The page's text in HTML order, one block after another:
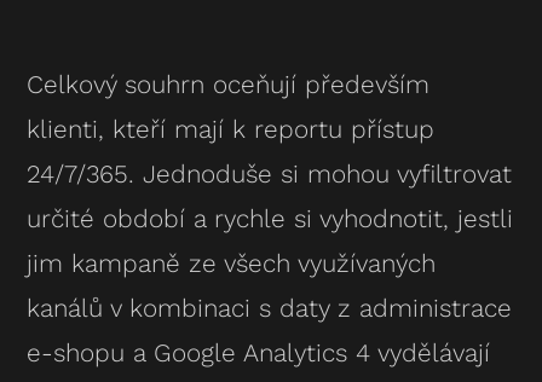
Celkový souhrn oceňují především
klienti, kteří mají k reportu přístup
24/7/365. Jednoduše si mohou vyfiltrovat
určité období a rychle si vyhodnotit, jestli
jim kampaně ze všech využívaných
kanálů v kombinaci s daty z administrace
e-shopu a Google Analytics 4 vydělávají